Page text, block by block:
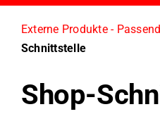
Externe Produkte -
Schnittstelle
Shop-